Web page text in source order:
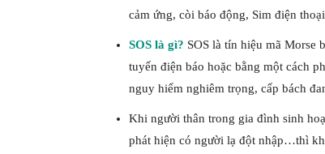
cảm ứng, còi báo động, Sim điện
SOS là gì? SOS là tín hiệu mã Morse
tuyến điện báo hoặc bằng một cách
nguy hiểm nghiêm trọng, cấp bách
Khi người thân trong gia đình sinh
phát hiện có người lạ đột nhập…thì